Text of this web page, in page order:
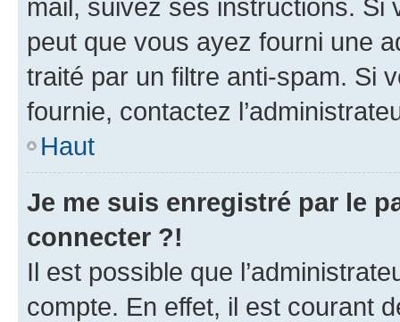
mail, suivez ses instructions. Si
peut que vous ayez fourni une
traité par un filtre anti-spam. Si
fournie, contactez
Haut
Je me suis enregistré par le
connecter ?!
Il est possible que
compte. En effet, il est courant